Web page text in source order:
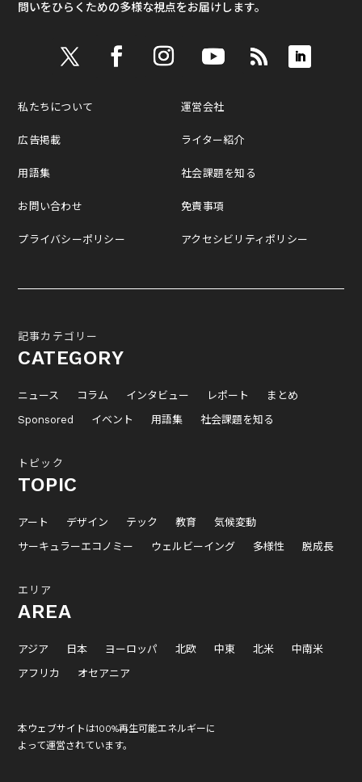
問いをひらくための多様な視点をお届けします。
私たちについて
広告掲載
用語集
お問い合わせ
プライバシーポリシー
運営会社
ライター紹介
社会課題を知る
免責事項
アクセシビリティポリシー
記事カテゴリー
CATEGORY
ニュース コラム インタビュー レポート
まとめ
Sponsored
イベント 用語集 社会課題を知る
トピック
TOPIC
アート デザイン テック 教育
気候変動
サーキュラーエコノミー
ウェルビーイング 多様性 脱成長
エリア
AREA
アジア 日本 ヨーロッパ 北欧 中東 北米
中南米
アフリカ
オセアニア
本ウェブサイトは100%再生可能エネルギーに
よって運営されています。